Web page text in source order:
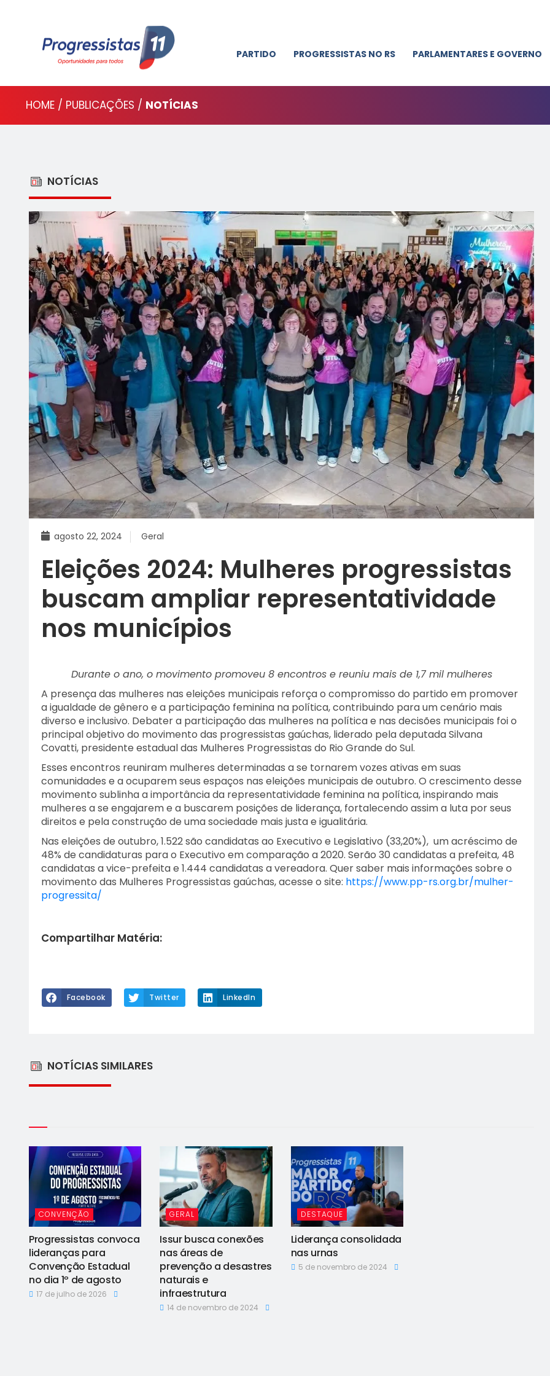
PARTIDO PROGRESSISTAS NO RS PARLAMENTARES E GOVERNO
HOME / PUBLICAÇÕES / NOTÍCIAS
NOTÍCIAS
agosto 22, 2024 Geral
Eleições 2024: Mulheres progressistas
buscam ampliar representatividade
nos municípios
Durante o ano, o movimento promoveu 8 encontros e reuniu mais de 1,7 mil mulheres
A presença das mulheres nas eleições municipais reforça o compromisso do partido em promover
a igualdade de gênero e a participação feminina na política, contribuindo para um cenário mais
diverso e inclusivo. Debater a participação das mulheres na política e nas decisões municipais foi o
principal objetivo do movimento das progressistas gaúchas, liderado pela deputada Silvana
Covatti, presidente estadual das Mulheres Progressistas do Rio Grande do Sul.
Esses encontros reuniram mulheres determinadas a se tornarem vozes ativas em suas
comunidades e a ocuparem seus espaços nas eleições municipais de outubro. O crescimento desse
movimento sublinha a importância da representatividade feminina na política, inspirando mais
mulheres a se engajarem e a buscarem posições de liderança, fortalecendo assim a luta por seus
direitos e pela construção de uma sociedade mais justa e igualitária.
Nas eleições de outubro, 1.522 são candidatas ao Executivo e Legislativo (33,20%), um acréscimo de
48% de candidaturas para o Executivo em comparação a 2020. Serão 30 candidatas a prefeita, 48
candidatas a vice-prefeita e 1.444 candidatas a vereadora. Quer saber mais informações sobre o
movimento das Mulheres Progressistas gaúchas, acesse o site: https://www.pp-rs.org.br/mulher-
progressita/
Compartilhar Matéria:
Facebook Twitter LinkedIn
NOTÍCIAS SIMILARES
CONVENÇÃO
Progressistas convoca
lideranças para
Convenção Estadual
no dia 1º de agosto
17 de julho de 2026
GERAL
Issur busca conexões
nas áreas de
prevenção a desastres
naturais e
infraestrutura
14 de novembro de 2024
DESTAQUE
Liderança consolidada
nas urnas
5 de novembro de 2024